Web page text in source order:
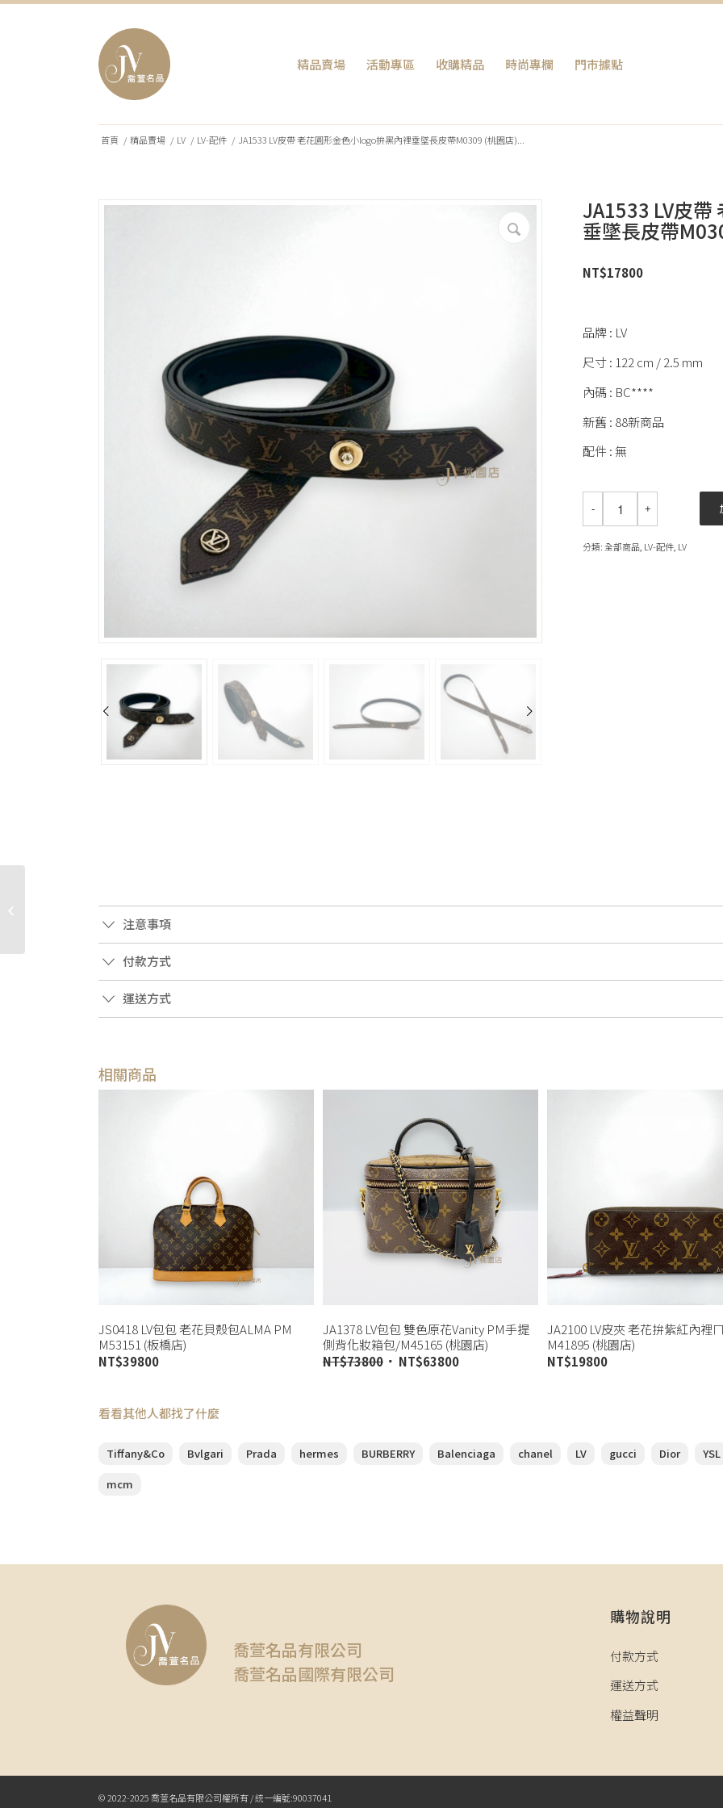
精品賣場 活動專區 收購精品 時尚專欄 門巿據點
首頁 / 精品賣場 / LV / LV-配件 / JA1533 LV皮帶 老花圓形金色小logo拚黑內裡垂墜長皮帶M0309 (桃園店)...
JA1533 LV皮
垂墜長皮帶
NT$17800
品牌 : LV
尺寸 : 122 cm / 2.5 mm
內碼 : BC****
新舊 : 88新商品
配件 : 無
分類:全部商品 LV-配件 LV
注意事項
付款方式
運送方式
相關商品
JS0418 LV包包 老花貝殼包ALMA PM
M53151 (板橋店)
NT$39800
JA1378 LV包包 雙色原花Vanity PM手提
側背化妝箱包/M45165 (桃園店)
NT$73800 NT$63800
JA2100 LV皮夾 老花拚紫紅內裡
M41895 (桃園店)
NT$19800
看看其他人都找了什麼
Tiffany&Co Bvlgari Prada hermes BURBERRY Balenciaga chanel LV gucci Dior YSL
mcm
喬萱名品有限公司
喬萱名品國際有限公司
購物說明
付款方式
運送方式
權益聲明
© 2022-2025 喬萱名品有限公司權所有 / 統一編號:90037041
色Box皮拚金棕TOGO皮
金H釦雙面皮帶 (桃園...